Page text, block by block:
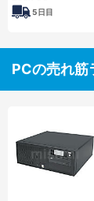
5日目
PCの売れ筋